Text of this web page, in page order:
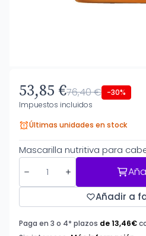
53,85 €76,40 € -30%
Impuestos incluidos
Últimas unidades en stock
Mascarilla nutritiva para
Añadir a